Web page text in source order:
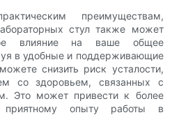
преимуществам,
стул также может
влияние на ваше общее
в удобные и поддерживающие
снизить риск усталости,
со здоровьем, связанных с
Это может привести к более
опыту работы в